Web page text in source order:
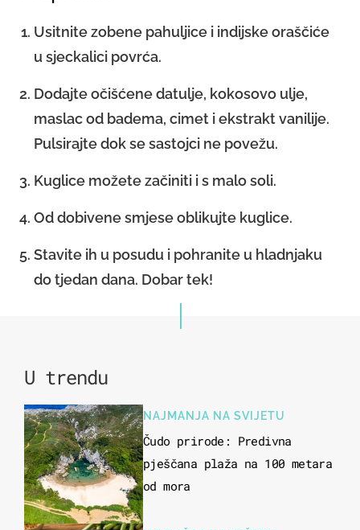
Usitnite zobene pahuljice i indijske oraščiće
u sjeckalici povrća.
Dodajte očišćene datulje, kokosovo ulje,
maslac od badema, cimet i ekstrakt vanilije.
Pulsirajte dok se sastojci ne povežu.
Kuglice možete začiniti i s malo soli.
Od dobivene smjese oblikujte kuglice.
Stavite ih u posudu i pohranite u hladnjaku
do tjedan dana. Dobar tek!
U trendu
NAJMANJA NA SVIJETU
Čudo prirode: Predivna
pješčana plaža na 100 metara
od mora